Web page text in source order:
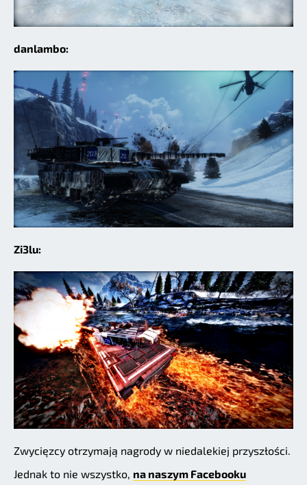
danlambo:
Zi3lu:
Zwycięzcy otrzymają nagrody w niedalekiej przyszłości.
Jednak to nie wszystko, na naszym Facebooku